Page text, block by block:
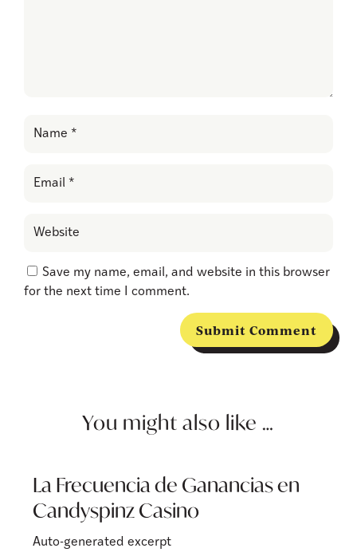
Save my name, email, and website in this browser
for the next time I comment.
Submit Comment
You might also like …
La Frecuencia de Ganancias en
Candyspinz Casino
Auto-generated excerpt